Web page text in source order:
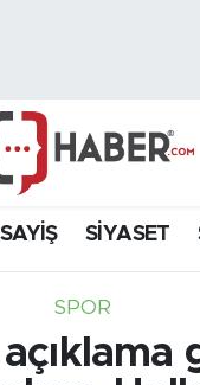
SİYASET
SPOR
Durumu ve